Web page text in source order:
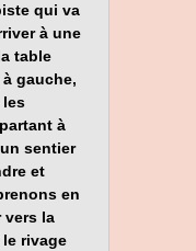
qui va
à une
table
gauche,
les
à
un sentier
et
en
vers la
rivage